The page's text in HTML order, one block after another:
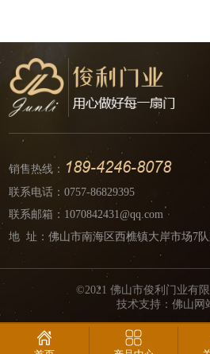
销售热线： 189-4246-8078
联系电话：0757-86829395
联系邮箱：1070842431@qq.com
地 址：佛山市南海区西樵镇大岸市场7队
©2021 佛山市俊利门业有
技术支持： 佛山网